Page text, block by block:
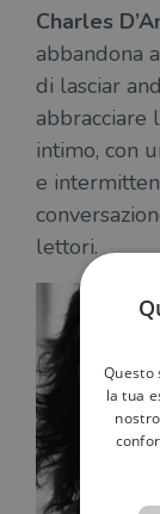
Charles
abbandona
di lasciar
abbracciare
intimo, con
e
lettori.
Questo
la tua